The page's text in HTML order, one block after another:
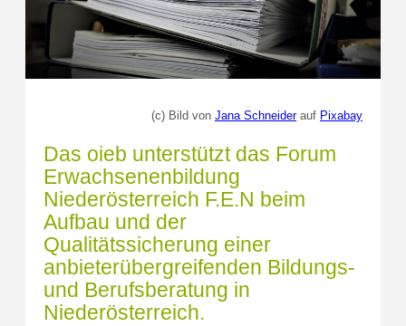
(c) Bild von Jana Schneiderauf Pixabay
Das oieb unterstützt das Forum
Erwachsenenbildung
Niederösterreich F.E.N beim
Aufbau und der
Qualitätssicherung einer
anbieterübergreifenden Bildungs-
und Berufsberatung in
Niederösterreich.